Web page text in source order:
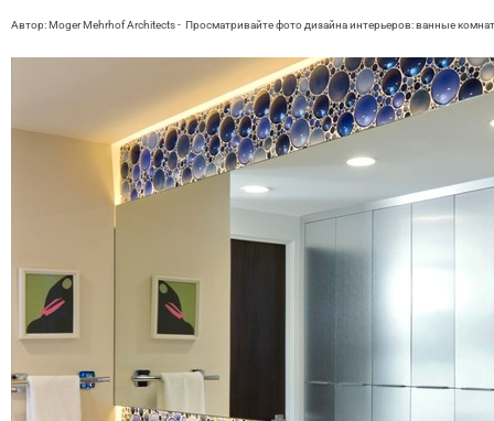
Автор: Moger Mehrhof Architects- Просматривайте фото дизайна интерьеров:ванные